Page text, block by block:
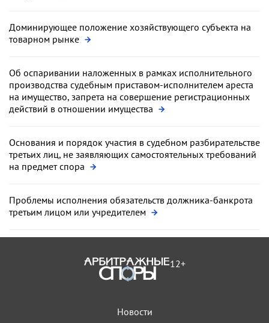
Доминирующее положение хозяйствующего субъекта на
товарном рынке
Об оспаривании наложенных в рамках исполнительного
производства судебным приставом-исполнителем ареста
на имущество, запрета на совершение регистрационных
действий в отношении имущества
Основания и порядок участия в судебном разбирательстве
третьих лиц, не заявляющих самостоятельных требований
на предмет спора
Проблемы исполнения обязательств должника-банкрота
третьим лицом или учредителем
12+
Новости